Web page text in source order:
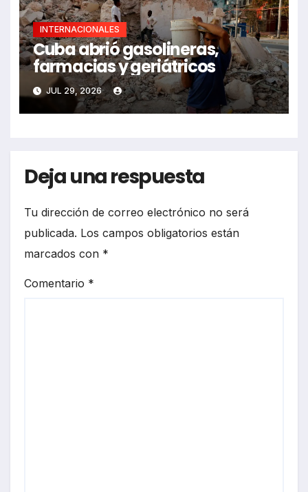
INTERNACIONALES
Cuba abrió gasolineras,
farmacias y geriátricos
JUL 29, 2026
Deja una respuesta
Tu dirección de correo electrónico no será
publicada. Los campos obligatorios están
marcados con *
Comentario *